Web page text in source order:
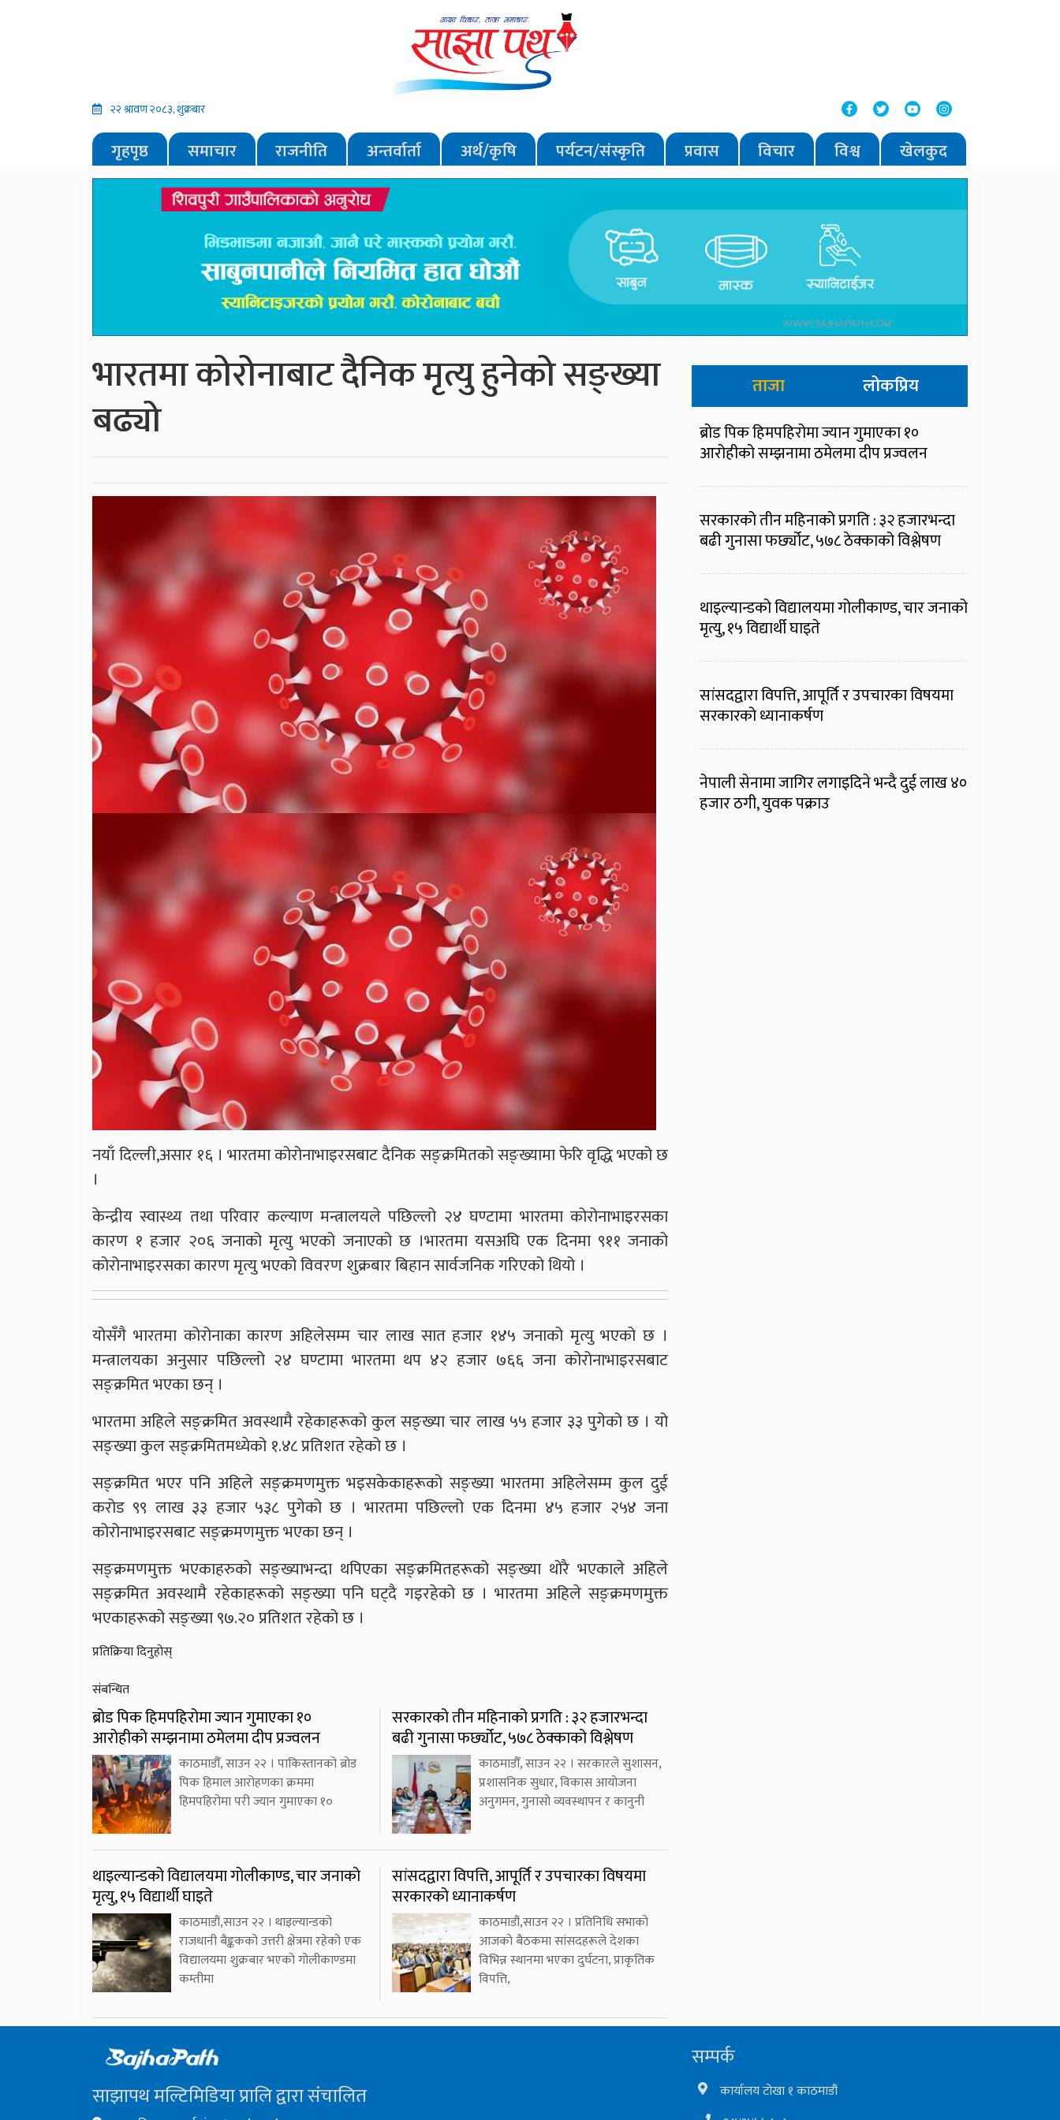
२२ श्रावण २०८३, शुक्रबार
गृहपृष्ठ समाचार राजनीति अन्तर्वार्ता अर्थ/कृषि पर्यटन/संस्कृति प्रवास विचार विश्व खेलकुद
भारतमा कोरोनाबाट दैनिक मृत्यु हुनेको सङ्ख्या
बढ्यो
नयाँ दिल्ली,असार १६ । भारतमा कोरोनाभाइरसबाट दैनिक सङ्क्रमितको सङ्ख्यामा फेरि वृद्धि भएको छ
।
केन्द्रीय स्वास्थ्य तथा परिवार कल्याण मन्त्रालयले पछिल्लो २४ घण्टामा भारतमा कोरोनाभाइरसका
कारण १ हजार २०६ जनाको मृत्यु भएको जनाएको छ ।भारतमा यसअघि एक दिनमा ९११ जनाको
कोरोनाभाइरसका कारण मृत्यु भएको विवरण शुक्रबार बिहान सार्वजनिक गरिएको थियो ।
योसँगै भारतमा कोरोनाका कारण अहिलेसम्म चार लाख सात हजार १४५ जनाको मृत्यु भएको छ ।
मन्त्रालयका अनुसार पछिल्लो २४ घण्टामा भारतमा थप ४२ हजार ७६६ जना कोरोनाभाइरसबाट
सङ्क्रमित भएका छन् ।
भारतमा अहिले सङ्क्रमित अवस्थामै रहेकाहरूको कुल सङ्ख्या चार लाख ५५ हजार ३३ पुगेको छ । यो
सङ्ख्या कुल सङ्क्रमितमध्येको १.४८ प्रतिशत रहेको छ ।
सङ्क्रमित भएर पनि अहिले सङ्क्रमणमुक्त भइसकेकाहरूको सङ्ख्या भारतमा अहिलेसम्म कुल दुई
करोड ९९ लाख ३३ हजार ५३८ पुगेको छ । भारतमा पछिल्लो एक दिनमा ४५ हजार २५४ जना
कोरोनाभाइरसबाट सङ्क्रमणमुक्त भएका छन् ।
सङ्क्रमणमुक्त भएकाहरुको सङ्ख्याभन्दा थपिएका सङ्क्रमितहरूको सङ्ख्या थोरै भएकाले अहिले
सङ्क्रमित अवस्थामै रहेकाहरूको सङ्ख्या पनि घट्दै गइरहेको छ । भारतमा अहिले सङ्क्रमणमुक्त
भएकाहरूको सङ्ख्या ९७.२० प्रतिशत रहेको छ ।
प्रतिक्रिया दिनुहोस्
संबन्धित
ब्रोड पिक हिमपहिरोमा ज्यान गुमाएका १०
आरोहीको सम्झनामा ठमेलमा दीप प्रज्वलन
काठमाडौँ, साउन २२ । पाकिस्तानको ब्रोड
पिक हिमाल आरोहणका क्रममा
हिमपहिरोमा परी ज्यान गुमाएका १०
सरकारको तीन महिनाको प्रगति : ३२ हजारभन्दा
बढी गुनासा फर्छ्योट, ५७८ ठेक्काको विश्लेषण
काठमाडौँ, साउन २२ । सरकारले सुशासन,
प्रशासनिक सुधार, विकास आयोजना
अनुगमन, गुनासो व्यवस्थापन र कानुनी
थाइल्यान्डको विद्यालयमा गोलीकाण्ड, चार जनाको
मृत्यु, १५ विद्यार्थी घाइते
काठमाडौं,साउन २२ । थाइल्यान्डको
राजधानी बैङ्ककको उत्तरी क्षेत्रमा रहेको एक
विद्यालयमा शुक्रबार भएको गोलीकाण्डमा
कम्तीमा
सांसदद्वारा विपत्ति, आपूर्ति र उपचारका विषयमा
सरकारको ध्यानाकर्षण
काठमाडौं,साउन २२ । प्रतिनिधि सभाको
आजको बैठकमा सांसदहरूले देशका
विभिन्न स्थानमा भएका दुर्घटना, प्राकृतिक
विपत्ति,
ताजा लोकप्रिय
ब्रोड पिक हिमपहिरोमा ज्यान गुमाएका १०
आरोहीको सम्झनामा ठमेलमा दीप प्रज्वलन
सरकारको तीन महिनाको प्रगति : ३२ हजारभन्दा
बढी गुनासा फर्छ्योट, ५७८ ठेक्काको विश्लेषण
थाइल्यान्डको विद्यालयमा गोलीकाण्ड, चार जनाको
मृत्यु, १५ विद्यार्थी घाइते
सांसदद्वारा विपत्ति, आपूर्ति र उपचारका विषयमा
सरकारको ध्यानाकर्षण
नेपाली सेनामा जागिर लगाइदिने भन्दै दुई लाख ४०
हजार ठगी, युवक पक्राउ
साझापथ मल्टिमिडिया प्रालि द्वारा संचालित
सम्पर्क
कार्यालय टोखा १ काठमाडौं